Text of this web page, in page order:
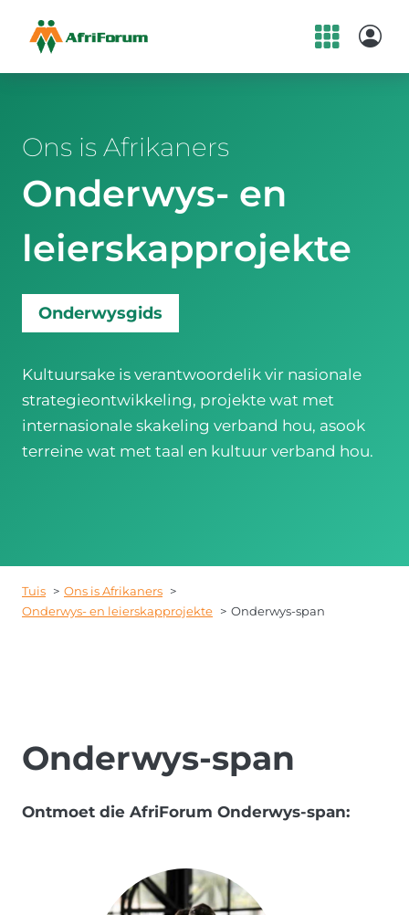
Ons is Afrikaners
Onderwys- en
leierskapprojekte
Onderwysgids
Kultuursake is verantwoordelik vir nasionale
strategieontwikkeling, projekte wat met
internasionale skakeling verband hou, asook
terreine wat met taal en kultuur verband hou.
Tuis
Ons is Afrikaners
Onderwys- en leierskapprojekte
Onderwys-span
Onderwys-span
Ontmoet die AfriForum Onderwys-span: